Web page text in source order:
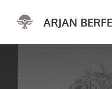
naar
inhoud
ARJAN